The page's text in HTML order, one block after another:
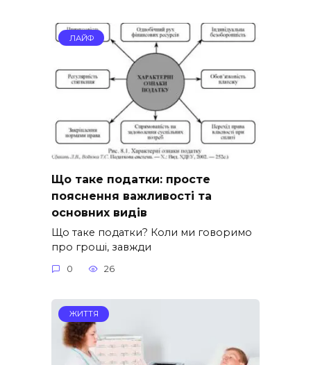
ЛАЙФ
Що таке податки: просте
пояснення важливості та
основних видів
Що таке податки? Коли ми говоримо
про гроші, завжди
0 26
ЖИТТЯ